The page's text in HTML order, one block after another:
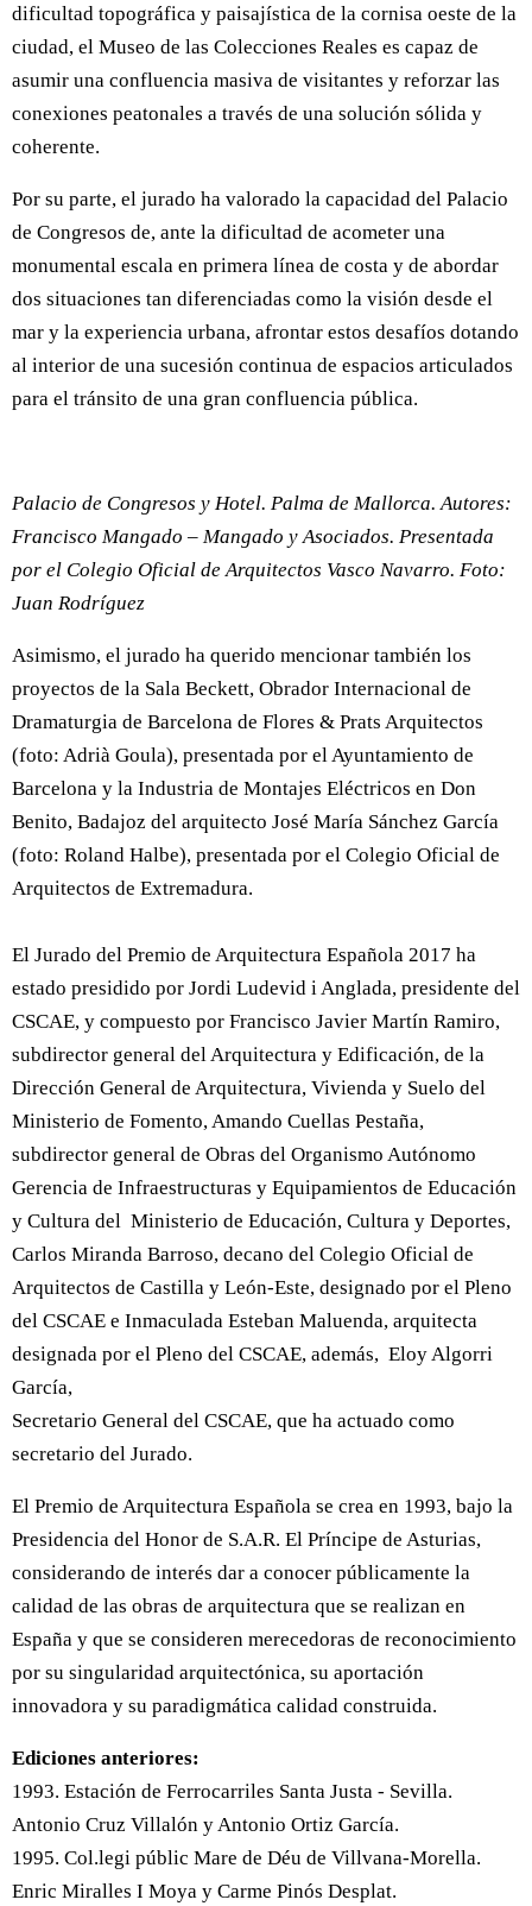
dificultad topográfica y paisajística de la cornisa oeste de la
ciudad, el Museo de las Colecciones Reales es capaz de
asumir una confluencia masiva de visitantes y reforzar las
conexiones peatonales a través de una solución sólida y
coherente.
Por su parte, el jurado ha valorado la capacidad del Palacio
de Congresos de, ante la dificultad de acometer una
monumental escala en primera línea de costa y de abordar
dos situaciones tan diferenciadas como la visión desde el
mar y la experiencia urbana, afrontar estos desafíos dotando
al interior de una sucesión continua de espacios articulados
para el tránsito de una gran confluencia pública.
Palacio de Congresos y Hotel. Palma de Mallorca. Autores:
Francisco Mangado – Mangado y Asociados. Presentada
por el Colegio Oficial de Arquitectos Vasco Navarro. Foto:
Juan Rodríguez
Asimismo, el jurado ha querido mencionar también los
proyectos de la Sala Beckett, Obrador Internacional de
Dramaturgia de Barcelona de Flores & Prats Arquitectos
(foto: Adrià Goula), presentada por el Ayuntamiento de
Barcelona y la Industria de Montajes Eléctricos en Don
Benito, Badajoz del arquitecto José María Sánchez García
(foto: Roland Halbe), presentada por el Colegio Oficial de
Arquitectos de Extremadura.
El Jurado del Premio de Arquitectura Española 2017 ha
estado presidido por Jordi Ludevid i Anglada, presidente del
CSCAE, y compuesto por Francisco Javier Martín Ramiro,
subdirector general del Arquitectura y Edificación, de la
Dirección General de Arquitectura, Vivienda y Suelo del
Ministerio de Fomento, Amando Cuellas Pestaña,
subdirector general de Obras del Organismo Autónomo
Gerencia de Infraestructuras y Equipamientos de Educación
y Cultura del Ministerio de Educación, Cultura y Deportes,
Carlos Miranda Barroso, decano del Colegio Oficial de
Arquitectos de Castilla y León-Este, designado por el Pleno
del CSCAE e Inmaculada Esteban Maluenda, arquitecta
designada por el Pleno del CSCAE, además, Eloy Algorri
García,
Secretario General del CSCAE, que ha actuado como
secretario del Jurado.
El Premio de Arquitectura Española se crea en 1993, bajo la
Presidencia del Honor de S.A.R. El Príncipe de Asturias,
considerando de interés dar a conocer públicamente la
calidad de las obras de arquitectura que se realizan en
España y que se consideren merecedoras de reconocimiento
por su singularidad arquitectónica, su aportación
innovadora y su paradigmática calidad construida.
Ediciones anteriores:
1993. Estación de Ferrocarriles Santa Justa - Sevilla.
Antonio Cruz Villalón y Antonio Ortiz García.
1995. Col.legi públic Mare de Déu de Villvana-Morella.
Enric Miralles I Moya y Carme Pinós Desplat.